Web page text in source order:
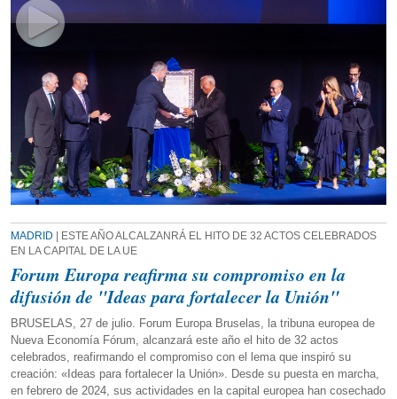
MADRID | ESTE AÑO ALCALZANRÁ EL HITO DE 32 ACTOS CELEBRADOS
EN LA CAPITAL DE LA UE
Forum Europa reafirma su compromiso en la
difusión de "Ideas para fortalecer la Unión"
BRUSELAS, 27 de julio. Forum Europa Bruselas, la tribuna europea de
Nueva Economía Fórum, alcanzará este año el hito de 32 actos
celebrados, reafirmando el compromiso con el lema que inspiró su
creación: «Ideas para fortalecer la Unión». Desde su puesta en marcha,
en febrero de 2024, sus actividades en la capital europea han cosechado